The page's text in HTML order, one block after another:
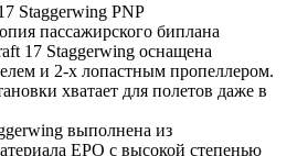
Staggerwing PNP
пассажирского биплана
17 Staggerwing оснащена
и 2-х лопастным пропеллером.
хватает для полетов даже в
выполнена из
EPO с высокой степенью